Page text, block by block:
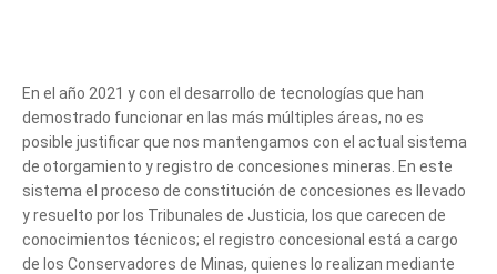
En el año 2021 y con el desarrollo de tecnologías que han
demostrado funcionar en las más múltiples áreas, no es
posible justificar que nos mantengamos con el actual sistema
de otorgamiento y registro de concesiones mineras. En este
sistema el proceso de constitución de concesiones es llevado
y resuelto por los Tribunales de Justicia, los que carecen de
conocimientos técnicos; el registro concesional está a cargo
de los Conservadores de Minas, quienes lo realizan mediante